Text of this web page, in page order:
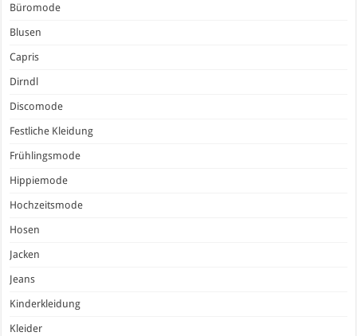
Büromode
Blusen
Capris
Dirndl
Discomode
Festliche Kleidung
Frühlingsmode
Hippiemode
Hochzeitsmode
Hosen
Jacken
Jeans
Kinderkleidung
Kleider